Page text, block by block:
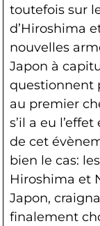
toutefois sur
d’Hiroshima
nouvelles
Japon à
questionnent
au premier
s’il a eu
de cet
bien le cas:
Hiroshima et
Japon,
finalement